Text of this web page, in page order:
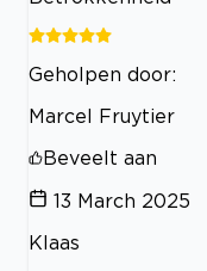
Geholpen door:
Marcel Fruytier
Beveelt aan
13 March 2025
Klaas